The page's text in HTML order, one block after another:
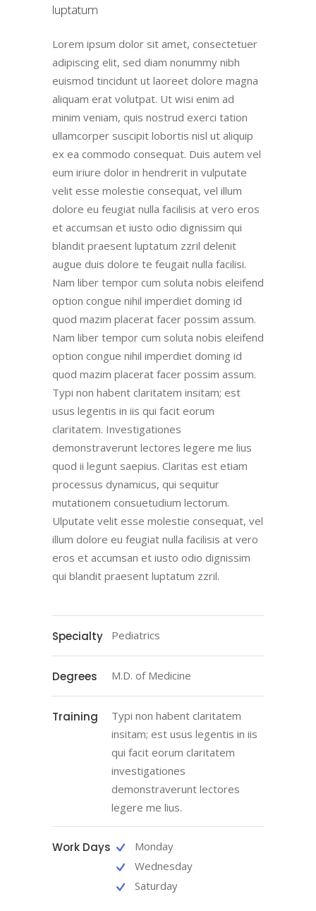
luptatum
Lorem ipsum dolor sit amet, consectetuer
adipiscing elit, sed diam nonummy nibh
euismod tincidunt ut laoreet dolore magna
aliquam erat volutpat. Ut wisi enim ad
minim veniam, quis nostrud exerci tation
ullamcorper suscipit lobortis nisl ut aliquip
ex ea commodo consequat. Duis autem vel
eum iriure dolor in hendrerit in vulputate
velit esse molestie consequat, vel illum
dolore eu feugiat nulla facilisis at vero eros
et accumsan et iusto odio dignissim qui
blandit praesent luptatum zzril delenit
augue duis dolore te feugait nulla facilisi.
Nam liber tempor cum soluta nobis eleifend
option congue nihil imperdiet doming id
quod mazim placerat facer possim assum.
Nam liber tempor cum soluta nobis eleifend
option congue nihil imperdiet doming id
quod mazim placerat facer possim assum.
Typi non habent claritatem insitam; est
usus legentis in iis qui facit eorum
claritatem. Investigationes
demonstraverunt lectores legere me lius
quod ii legunt saepius. Claritas est etiam
processus dynamicus, qui sequitur
mutationem consuetudium lectorum.
Ulputate velit esse molestie consequat, vel
illum dolore eu feugiat nulla facilisis at vero
eros et accumsan et iusto odio dignissim
qui blandit praesent luptatum zzril.
Specialty Pediatrics
Degrees M.D. of Medicine
Training
Typi non habent claritatem
insitam; est usus legentis in iis
qui facit eorum claritatem
investigationes
demonstraverunt lectores
legere me lius.
Work Days
Monday
Wednesday
Saturday